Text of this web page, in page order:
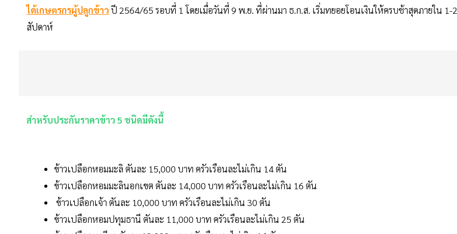
ได้เกษตรกรผู้ปลูกข้าว ปี 2564/65 รอบที่ 1 โดยเมื่อวันที่ 9 พ.ย. ที่ผ่านมา ธ.ก.ส. เริ่มทยอยโอนเงินให้ครบช้าสุดภายใน 1-2
สัปดาห์
สำหรับประกันราคาข้าว 5 ชนิดมีดังนี้
ข้าวเปลือกหอมมะลิ ตันละ 15,000 บาท ครัวเรือนละไม่เกิน 14 ตัน
ข้าวเปลือกหอมมะลินอกเขต ตันละ 14,000 บาท ครัวเรือนละไม่เกิน 16 ตัน
ข้าวเปลือกเจ้า ตันละ 10,000 บาท ครัวเรือนละไม่เกิน 30 ตัน
ข้าวเปลือกหอมปทุมธานี ตันละ 11,000 บาท ครัวเรือนละไม่เกิน 25 ตัน